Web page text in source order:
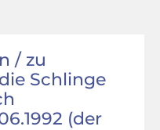
/ zu
Schlinge
(der